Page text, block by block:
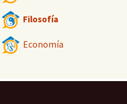
Filosofía
Economía